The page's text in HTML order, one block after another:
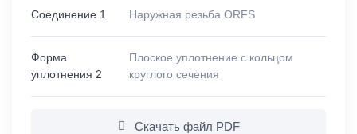
Соединение 1 Наружная резьба ORFS
Форма
уплотнения 2
Плоское уплотнение с кольцом
круглого сечения
Скачать файл PDF